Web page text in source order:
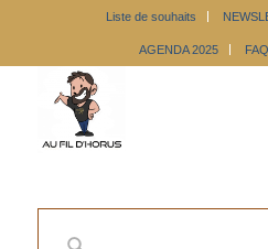
Liste de souhaits
AGENDA 2025 FAQ